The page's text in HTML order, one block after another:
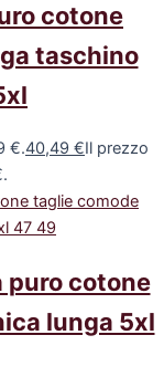
cotone
taschino
€.40,49 €Il prezzo
puro cotone
lunga 5xl